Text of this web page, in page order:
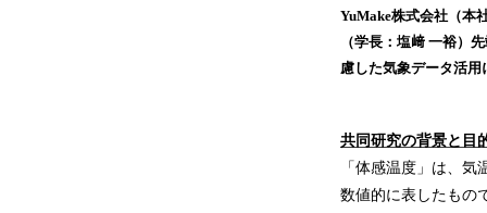
YuMake株式会社（本
（学長：塩﨑 一裕）
慮した気象データ活用
共同研究の背景と目
「体感温度」は、
数値的に表したもの